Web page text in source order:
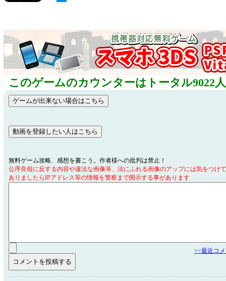
このゲームのカウンターはトータル9022
無料ゲーム攻略、感想を書こう。作者様への批判は禁止！
公序良俗に反する内容や違法な画像等、法にふれる画像のアップには気をつけ
ありましたらIPアドレス等の情報を警察まで開示する事があります
>>最近コ